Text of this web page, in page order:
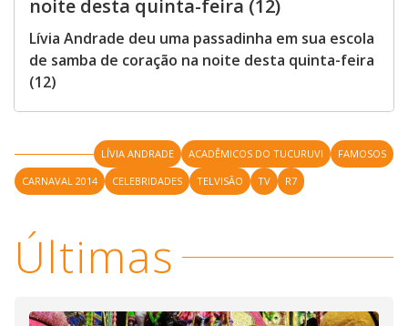
noite desta quinta-feira (12)
Lívia Andrade deu uma passadinha em sua escola
de samba de coração na noite desta quinta-feira
(12)
LÍVIA ANDRADE ACADÊMICOS DO TUCURUVI
FAMOSOS
CARNAVAL 2014
CELEBRIDADES TELVISÃO TV R7
Últimas